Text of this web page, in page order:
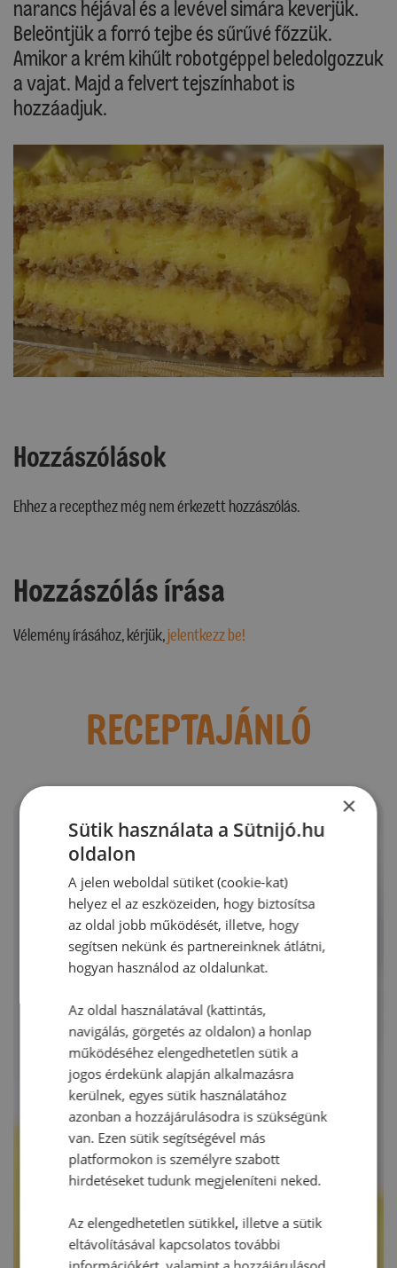
narancs héjával és a levével simára keverjük.
Beleöntjük a forró tejbe és sűrűvé főzzük.
Amikor a krém kihűlt robotgéppel beledolgozzuk
a vajat. Majd a felvert tejszínhabot is
hozzáadjuk.
Hozzászólások
Ehhez a recepthez még nem érkezett hozzászólás.
Hozzászólás írása
Vélemény írásához, kérjük,jelentkezz be!
RECEPTAJÁNLÓ
×
Sütik használata a Sütnijó.hu
oldalon
A jelen weboldal sütiket (cookie-kat)
helyez el az eszközeiden, hogy biztosítsa
az oldal jobb működését, illetve, hogy
segítsen nekünk és partnereinknek átlátni,
hogyan használod az oldalunkat.
Az oldal használatával (kattintás,
navigálás, görgetés az oldalon) a honlap
működéséhez elengedhetetlen sütik a
jogos érdekünk alapján alkalmazásra
kerülnek, egyes sütik használatához
azonban a hozzájárulásodra is szükségünk
van. Ezen sütik segítségével más
platformokon is személyre szabott
hirdetéseket tudunk megjeleníteni neked.
Az elengedhetetlen sütikkel, illetve a sütik
eltávolításával kapcsolatos további